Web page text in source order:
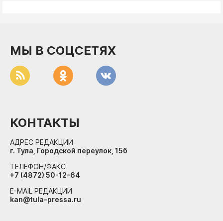
МЫ В СОЦСЕТЯХ
КОНТАКТЫ
АДРЕС РЕДАКЦИИ
г. Тула, Городской переулок, 15б
ТЕЛЕФОН/ФАКС
+7 (4872) 50-12-64
E-MAIL РЕДАКЦИИ
kan@tula-pressa.ru